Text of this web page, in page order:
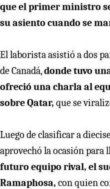
que el primer ministro
su asiento cuando se
El laborista asistió a dos
de Canadá,donde tuvo
ofreció una charla al
sobre Qatar, que se
Luego de clasificar a
aprovechó la ocasión para
futuro equipo rival, el
Ramaphosa, con quien